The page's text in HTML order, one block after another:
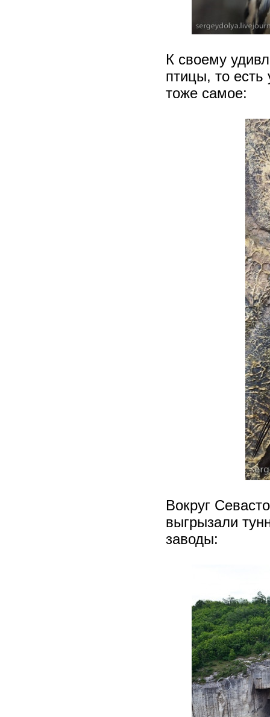
К своему
птицы, то есть
тоже самое:
Вокруг
выгрызали
заводы: